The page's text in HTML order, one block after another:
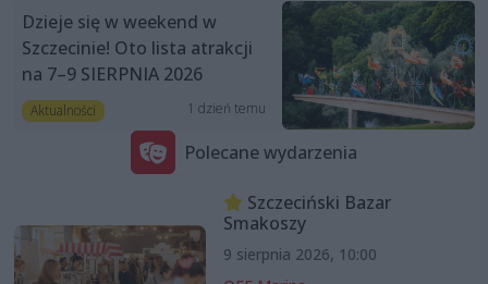
Dzieje się w weekend w
Szczecinie! Oto lista atrakcji
na 7–9 SIERPNIA 2026
Aktualności 1 dzień temu
Polecane wydarzenia
Szczeciński Bazar
Smakoszy
9 sierpnia 2026, 10:00